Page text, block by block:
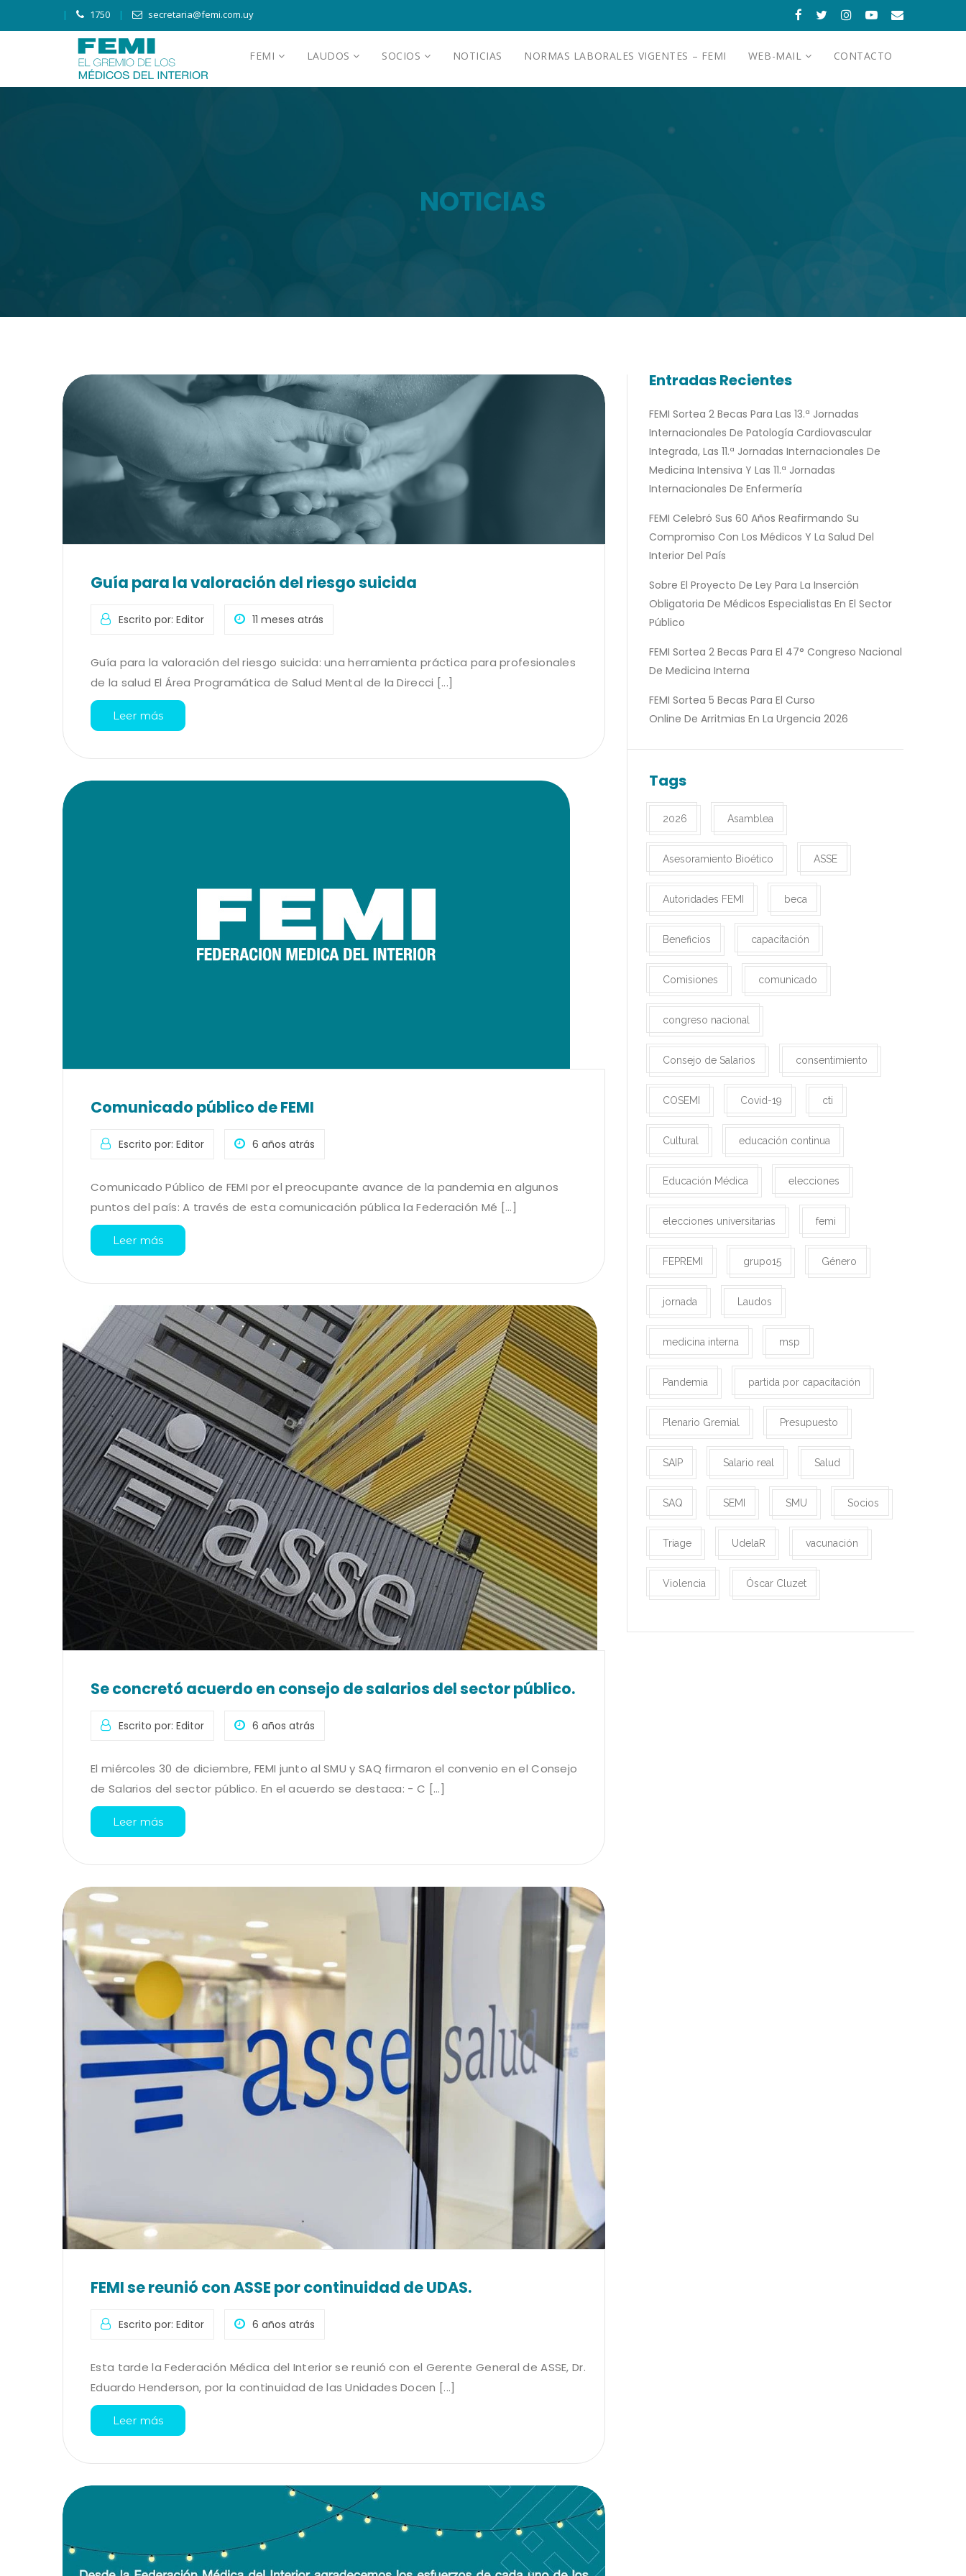
1750 secretaria@femi.com.uy
FEMI LAUDOS SOCIOS NOTICIAS NORMAS LABORALES VIGENTES – FEMI WEB-MAIL CONTACTO
NOTICIAS
Guía para la valoración del riesgo suicida
Escrito por: Editor 11 meses atrás
Guía para la valoración del riesgo suicida: una herramienta práctica para profesionales
de la salud El Área Programática de Salud Mental de la Direcci [...]
Leer más
Comunicado público de FEMI
Escrito por: Editor 6 años atrás
Comunicado Público de FEMI por el preocupante avance de la pandemia en algunos
puntos del país: A través de esta comunicación pública la Federación Mé [...]
Leer más
Se concretó acuerdo en consejo de salarios del sector público.
Escrito por: Editor 6 años atrás
El miércoles 30 de diciembre, FEMI junto al SMU y SAQ firmaron el convenio en el Consejo
de Salarios del sector público. En el acuerdo se destaca: - C [...]
Leer más
FEMI se reunió con ASSE por continuidad de UDAS.
Escrito por: Editor 6 años atrás
Esta tarde la Federación Médica del Interior se reunió con el Gerente General de ASSE, Dr.
Eduardo Henderson, por la continuidad de las Unidades Docen [...]
Leer más
Entradas Recientes
FEMI Sortea 2 Becas Para Las 13.ª Jornadas
Internacionales De Patología Cardiovascular
Integrada, Las 11.ª Jornadas Internacionales De
Medicina Intensiva Y Las 11.ª Jornadas
Internacionales De Enfermería
FEMI Celebró Sus 60 Años Reafirmando Su
Compromiso Con Los Médicos Y La Salud Del
Interior Del País
Sobre El Proyecto De Ley Para La Inserción
Obligatoria De Médicos Especialistas En El Sector
Público
FEMI Sortea 2 Becas Para El 47° Congreso Nacional
De Medicina Interna
FEMI Sortea 5 Becas Para El Curso
Online De Arritmias En La Urgencia 2026
Tags
2026 Asamblea
Asesoramiento Bioético ASSE
Autoridades FEMI beca
Beneficios capacitación
Comisiones comunicado
congreso nacional
Consejo de Salarios consentimiento
COSEMI Covid-19 cti
Cultural educación continua
Educación Médica elecciones
elecciones universitarias femi
FEPREMI grupo15 Género
jornada Laudos
medicina interna msp
Pandemia partida por capacitación
Plenario Gremial Presupuesto
SAIP Salario real Salud
SAQ SEMI SMU Socios
Triage UdelaR vacunación
Violencia Óscar Cluzet